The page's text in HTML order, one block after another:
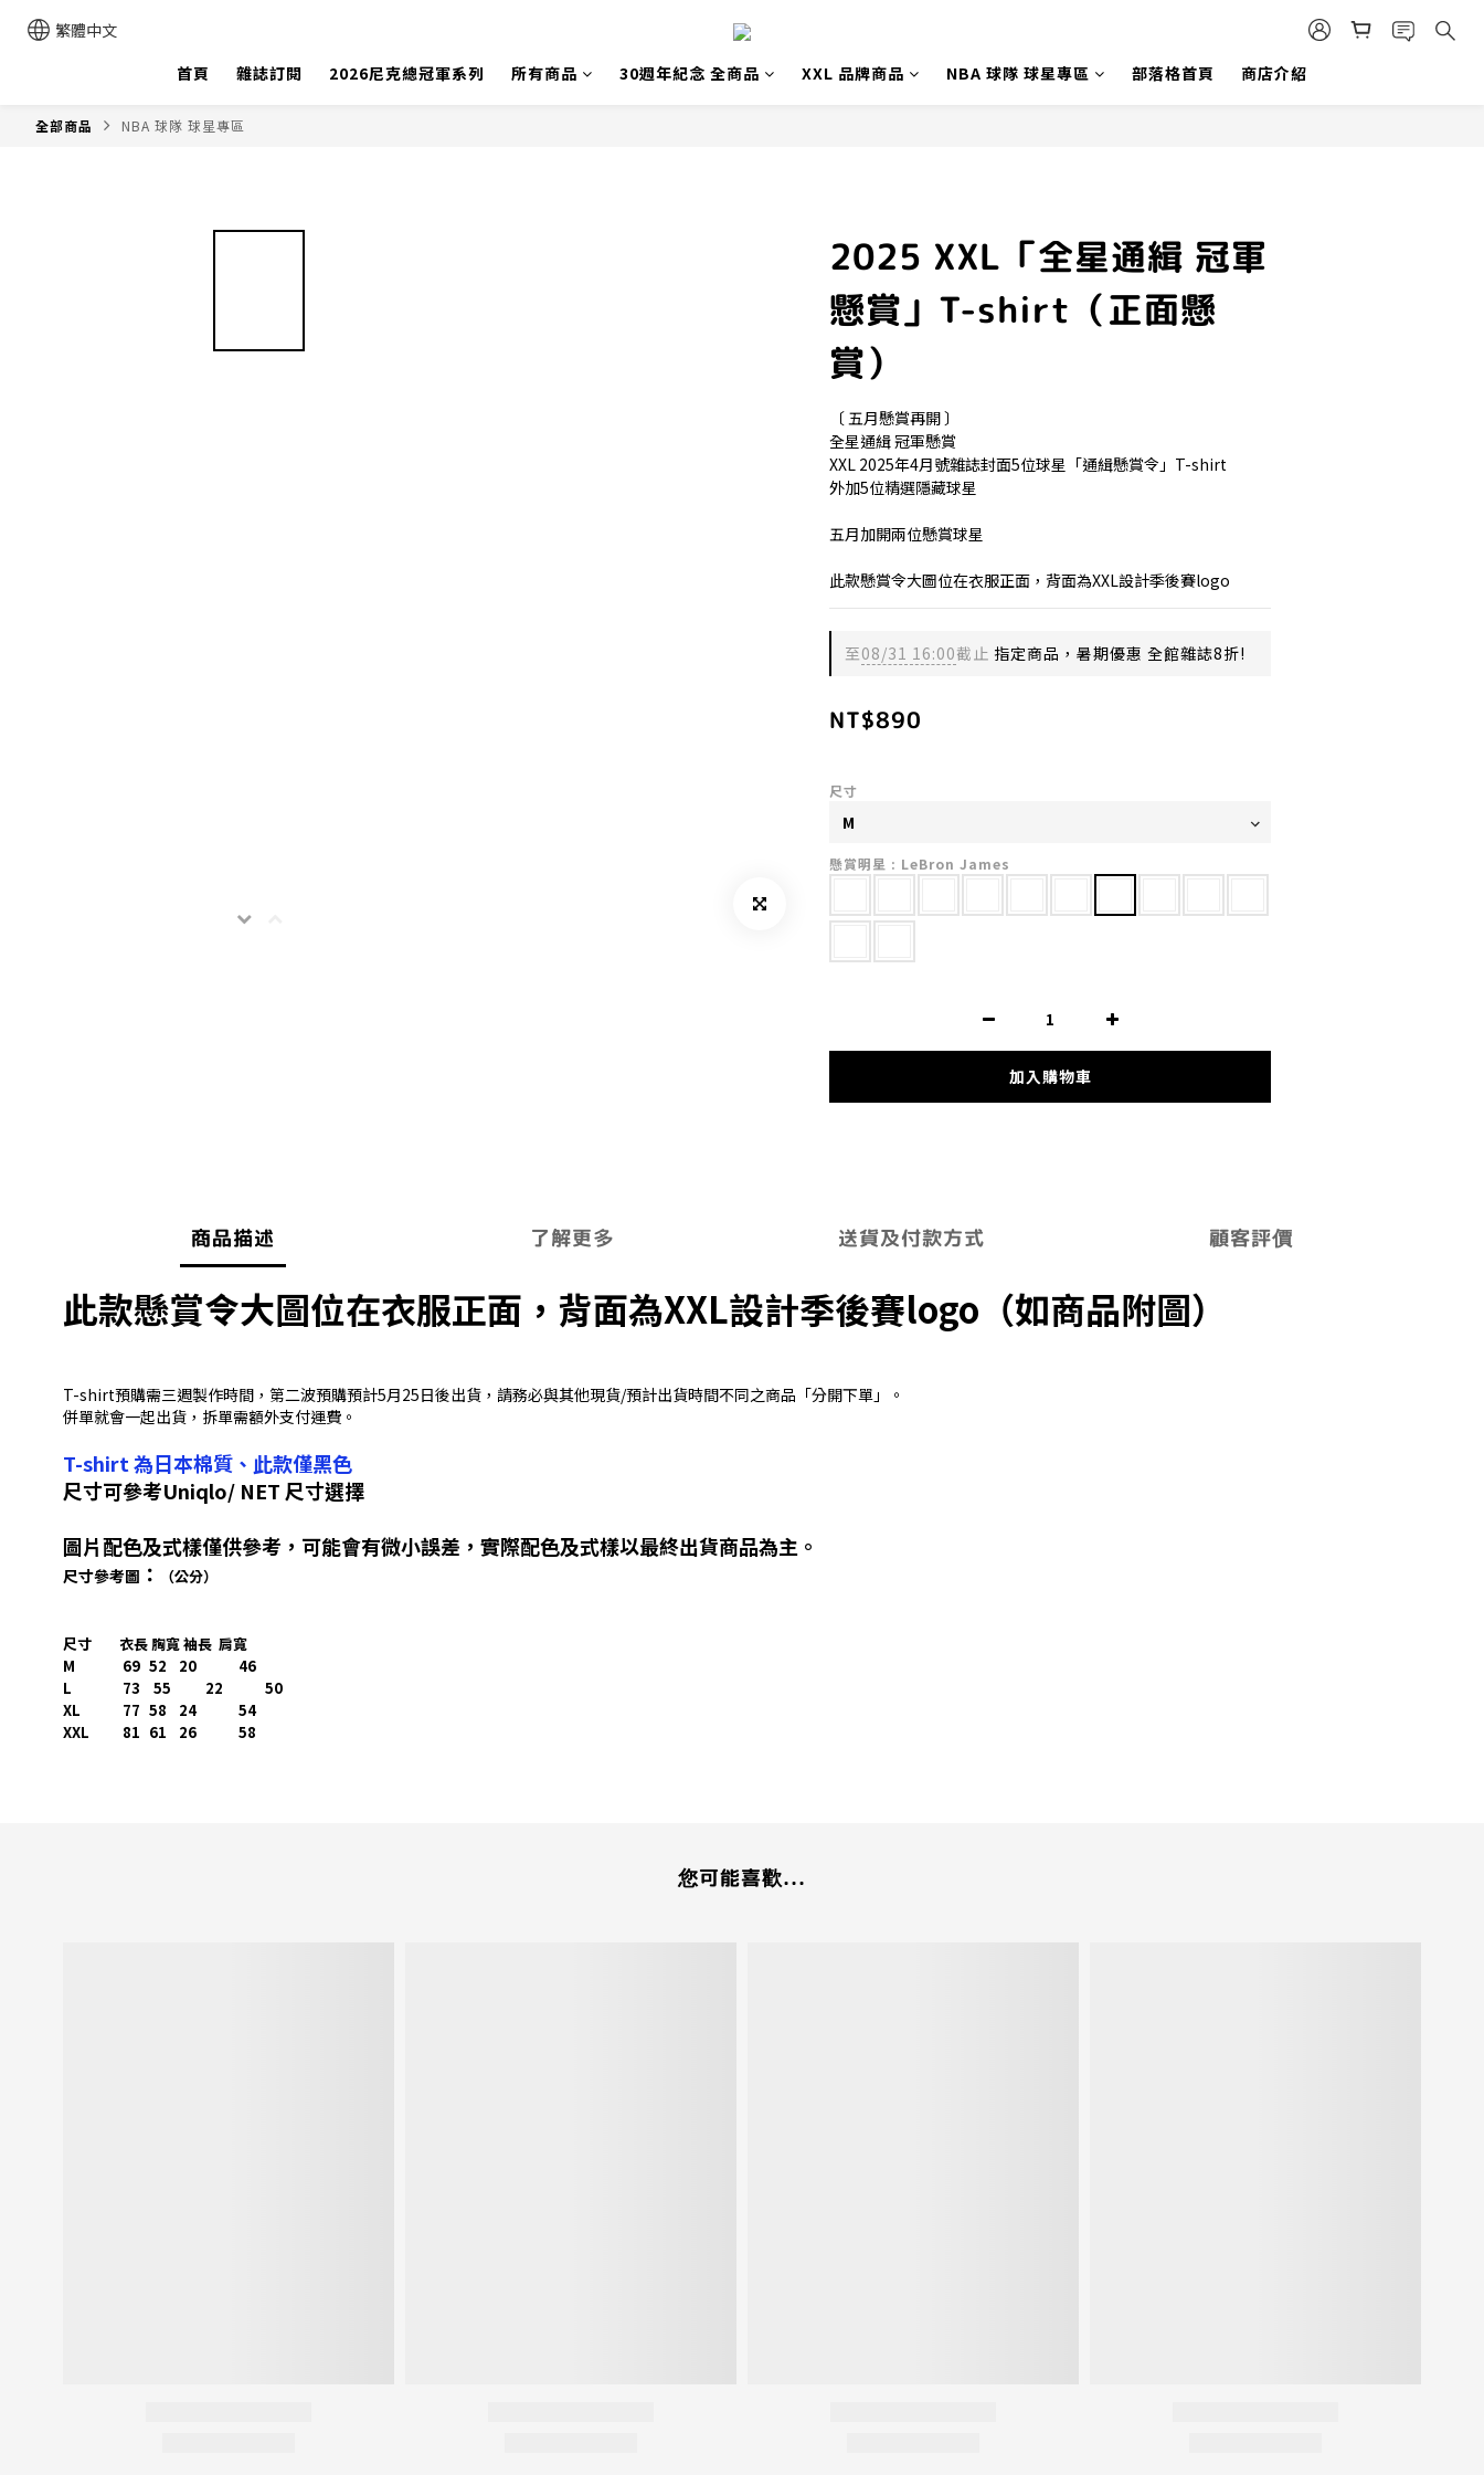
繁體中文
首頁
雜誌訂閱 2026尼克總冠軍系列 所有商品 30週年紀念 全商品 XXL 品牌商品 NBA 球隊 球星專區 部落格首頁 商店介紹
全部商品 NBA 球隊 球星專區
2025 XXL「全星通緝 冠軍
懸賞」T-shirt（正面懸
賞）
〔 五月懸賞再開 〕
全星通緝 冠軍懸賞
XXL 2025年4月號雜誌封面5位球星「通緝懸賞令」T-shirt
外加5位精選隱藏球星
五月加開兩位懸賞球星
此款懸賞令大圖位在衣服正面，背面為XXL設計季後賽logo
至08/31 16:00截止 指定商品，暑期優惠 全館雜誌8折!
NT$890
尺寸
懸賞明星 : LeBron James
加入購物車
商品描述 了解更多 送貨及付款方式 顧客評價
此款懸賞令大圖位在衣服正面，背面為XXL設計季後賽logo（如商品附圖）
T-shirt預購需三週製作時間，第二波預購預計5月25日後出貨，請務必與其他現貨/預計出貨時間不同之商品「分開下單」。
併單就會一起出貨，拆單需額外支付運費。
T-shirt 為日本棉質、此款僅黑色
尺寸可參考Uniqlo/ NET 尺寸選擇
圖片配色及式樣僅供參考，可能會有微小誤差，實際配色及式樣以最終出貨商品為主。
尺寸參考圖 ： （公分）
尺寸
衣長 胸寬 袖長 肩寬
M
69 52 20
46
L
73 55 22
50
XL
77 58 24
54
XXL 81 61 26 58
您可能喜歡...